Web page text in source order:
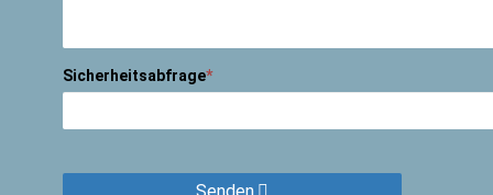
Sicherheitsabfrage*